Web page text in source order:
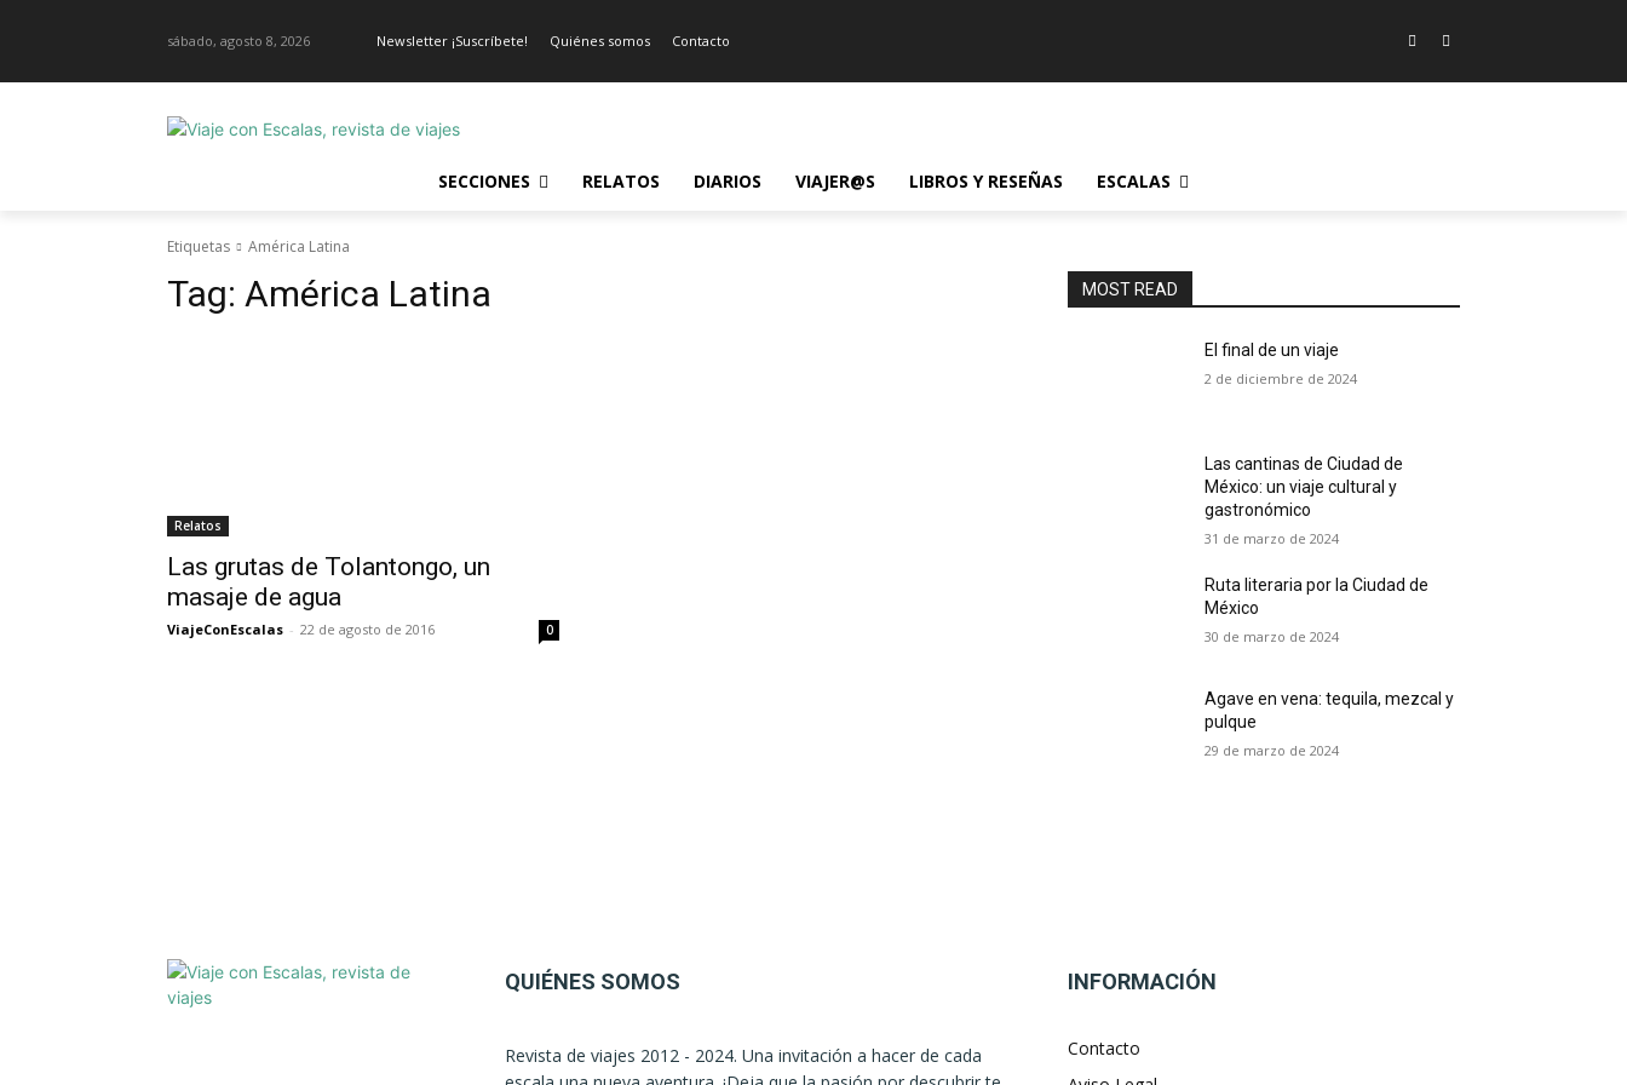
sábado, agosto 8, 2026 Newsletter ¡Suscríbete! Quiénes somos Contacto
SECCIONES RELATOS DIARIOS VIAJER@S LIBROS Y RESEÑAS ESCALAS
Etiquetas América Latina
Tag: América Latina
Relatos
Las grutas de Tolantongo, un
masaje de agua
ViajeConEscalas - 22 de agosto de 2016 0
MOST READ
El final de un viaje
2 de diciembre de 2024
Las cantinas de Ciudad de
México: un viaje cultural y
gastronómico
31 de marzo de 2024
Ruta literaria por la Ciudad de
México
30 de marzo de 2024
Agave en vena: tequila, mezcal y
pulque
29 de marzo de 2024
QUIÉNES SOMOS
Revista de viajes 2012 - 2024. Una invitación a hacer de cada
INFORMACIÓN
Contacto